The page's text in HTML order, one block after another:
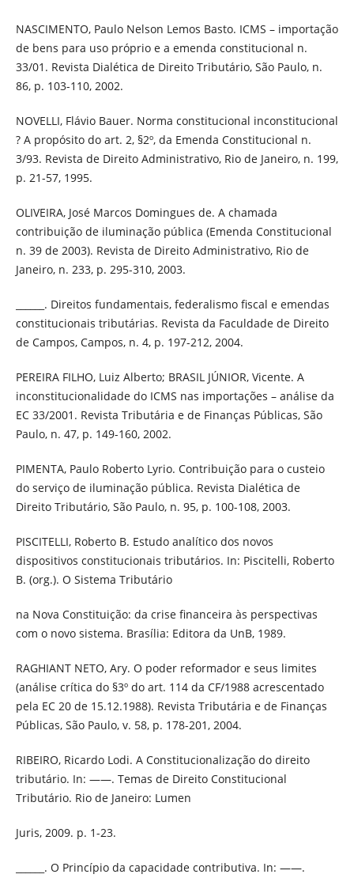
NASCIMENTO, Paulo Nelson Lemos Basto. ICMS – importação
de bens para uso próprio e a emenda constitucional n.
33/01. Revista Dialética de Direito Tributário, São Paulo, n.
86, p. 103-110, 2002.
NOVELLI, Flávio Bauer. Norma constitucional inconstitucional
? A propósito do art. 2, §2º, da Emenda Constitucional n.
3/93. Revista de Direito Administrativo, Rio de Janeiro, n. 199,
p. 21-57, 1995.
OLIVEIRA, José Marcos Domingues de. A chamada
contribuição de iluminação pública (Emenda Constitucional
n. 39 de 2003). Revista de Direito Administrativo, Rio de
Janeiro, n. 233, p. 295-310, 2003.
______. Direitos fundamentais, federalismo fiscal e emendas
constitucionais tributárias. Revista da Faculdade de Direito
de Campos, Campos, n. 4, p. 197-212, 2004.
PEREIRA FILHO, Luiz Alberto; BRASIL JÚNIOR, Vicente. A
inconstitucionalidade do ICMS nas importações – análise da
EC 33/2001. Revista Tributária e de Finanças Públicas, São
Paulo, n. 47, p. 149-160, 2002.
PIMENTA, Paulo Roberto Lyrio. Contribuição para o custeio
do serviço de iluminação pública. Revista Dialética de
Direito Tributário, São Paulo, n. 95, p. 100-108, 2003.
PISCITELLI, Roberto B. Estudo analítico dos novos
dispositivos constitucionais tributários. In: Piscitelli, Roberto
B. (org.). O Sistema Tributário
na Nova Constituição: da crise financeira às perspectivas
com o novo sistema. Brasília: Editora da UnB, 1989.
RAGHIANT NETO, Ary. O poder reformador e seus limites
(análise crítica do §3º do art. 114 da CF/1988 acrescentado
pela EC 20 de 15.12.1988). Revista Tributária e de Finanças
Públicas, São Paulo, v. 58, p. 178-201, 2004.
RIBEIRO, Ricardo Lodi. A Constitucionalização do direito
tributário. In: ——. Temas de Direito Constitucional
Tributário. Rio de Janeiro: Lumen
Juris, 2009. p. 1-23.
______. O Princípio da capacidade contributiva. In: ——.